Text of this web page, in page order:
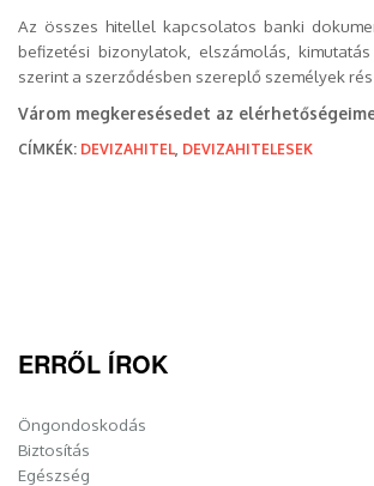
Az összes hitellel kapcsolatos banki
befizetési bizonylatok, elszámolás,
szerint a szerződésben szereplő személyek
Várom megkeresésedet az
CÍMKÉK: DEVIZAHITEL DEVIZAHITELESEK
ERRŐL ÍROK
Öngondoskodás
Biztosítás
Egészség